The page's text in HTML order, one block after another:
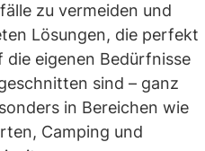
zu vermeiden und
Lösungen, die perfekt
die eigenen Bedürfnisse
sind – ganz
in Bereichen wie
Camping und